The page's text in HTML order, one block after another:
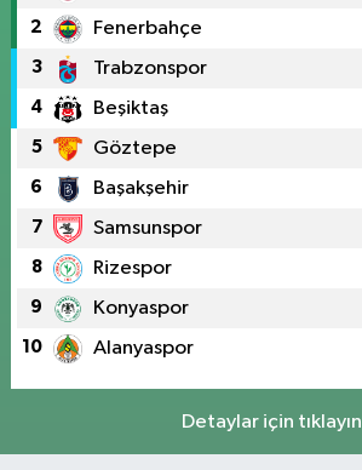
2 Fenerbahçe
3 Trabzonspor
4 Beşiktaş
5 Göztepe
6 Başakşehir
7 Samsunspor
8 Rizespor
9 Konyaspor
10 Alanyaspor
Detaylar için tıklayın